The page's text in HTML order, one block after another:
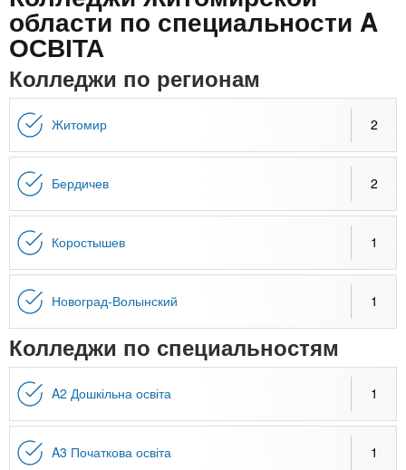
ю
n
t
s
.
i
n
f
o
х
з
а
в
е
и
области по специальности A
ОСВІТА
Колледжи по регионам
Житомир 2
Бердичев 2
Коростышев 1
Новоград-Волынский 1
Колледжи по специальностям
A2 Дошкільна освіта 1
A3 Початкова освіта 1